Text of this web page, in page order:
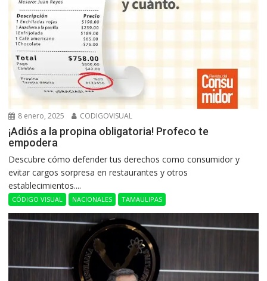
8 enero, 2025 CODIGOVISUAL
¡Adiós a la propina obligatoria! Profeco te
empodera
Descubre cómo defender tus derechos como consumidor y
evitar cargos sorpresa en restaurantes y otros
establecimientos....
CÓDIGO VISUAL NACIONALES TAMAULIPAS